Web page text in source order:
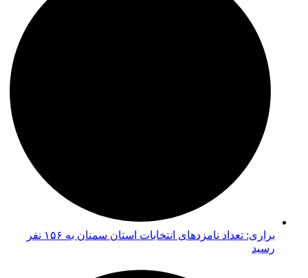
براری: تعداد نامزدهای انتخابات استان سمنان به ۱۵۶ نفر
رسید